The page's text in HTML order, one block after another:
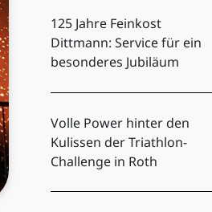
125 Jahre Feinkost
Dittmann: Service für ein
besonderes Jubiläum
Volle Power hinter den
Kulissen der Triathlon-
Challenge in Roth